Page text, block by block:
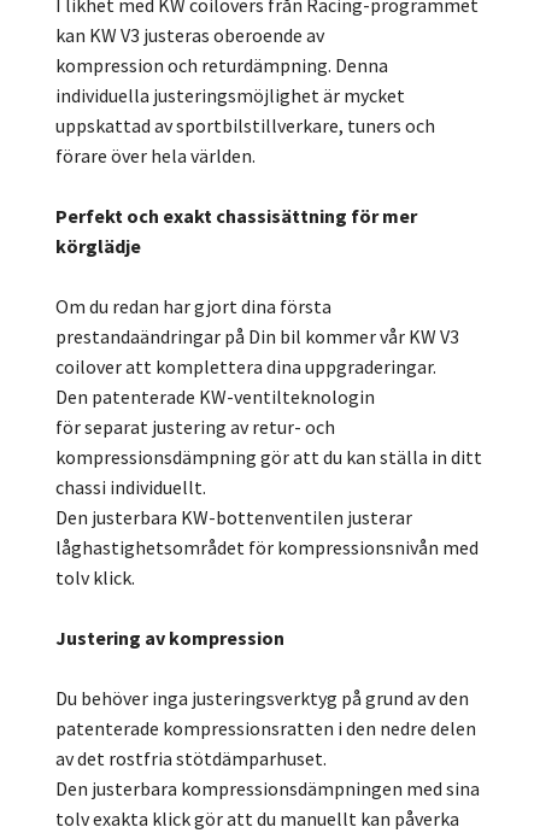
I likhet med KW coilovers från Racing-programmet
kan KW V3 justeras oberoende av
kompression och returdämpning. Denna
individuella justeringsmöjlighet är mycket
uppskattad av sportbilstillverkare, tuners och
förare över hela världen.
Perfekt och exakt chassisättning för mer
körglädje
Om du redan har gjort dina första
prestandaändringar på Din bil kommer vår KW V3
coilover att komplettera dina uppgraderingar.
Den patenterade KW-ventilteknologin
för separat justering av retur- och
kompressionsdämpning gör att du kan ställa in ditt
chassi individuellt.
Den justerbara KW-bottenventilen justerar
låghastighetsområdet för kompressionsnivån med
tolv klick.
Justering av kompression
Du behöver inga justeringsverktyg på grund av den
patenterade kompressionsratten i den nedre delen
av det rostfria stötdämparhuset.
Den justerbara kompressionsdämpningen med sina
tolv exakta klick gör att du manuellt kan påverka